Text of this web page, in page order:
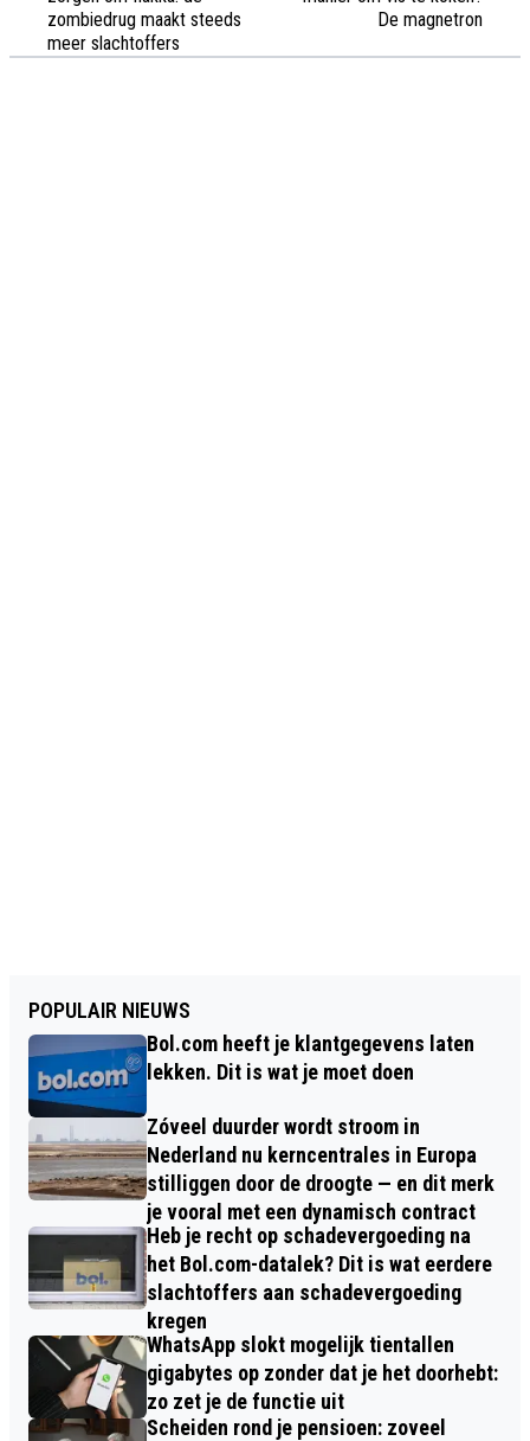
zombiedrug maakt steeds
meer slachtoffers
De magnetron
POPULAIR NIEUWS
Bol.com heeft je klantgegevens laten
lekken. Dit is wat je moet doen
Zóveel duurder wordt stroom in
Nederland nu kerncentrales in Europa
stilliggen door de droogte — en dit merk
je vooral met een dynamisch contract
Heb je recht op schadevergoeding na
het Bol.com-datalek? Dit is wat eerdere
slachtoffers aan schadevergoeding
kregen
WhatsApp slokt mogelijk tientallen
gigabytes op zonder dat je het doorhebt:
zo zet je de functie uit
Scheiden rond je pensioen: zoveel